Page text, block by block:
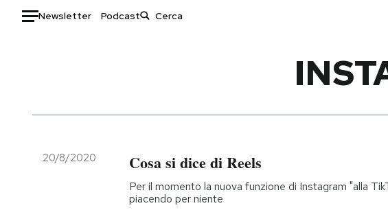
Newsletter Podcast
Italia
Politica
Moda
Ok Boomer!
20/8/2020 Cosa si dice di Reels
Per il momento la nuova funzione di Instagram "alla
piacendo per niente